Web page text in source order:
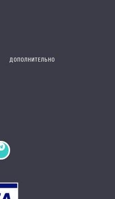
ДОПОЛНИТЕЛЬНО